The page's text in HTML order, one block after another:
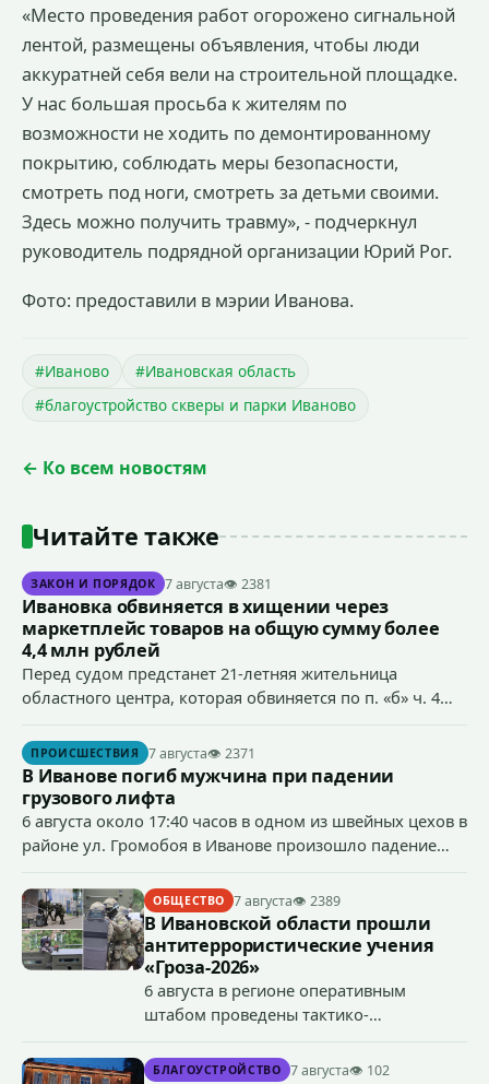
«Место проведения работ огорожено сигнальной
лентой, размещены объявления, чтобы люди
аккуратней себя вели на строительной площадке.
У нас большая просьба к жителям по
возможности не ходить по демонтированному
покрытию, соблюдать меры безопасности,
смотреть под ноги, смотреть за детьми своими.
Здесь можно получить травму», - подчеркнул
руководитель подрядной организации Юрий Рог.
Фото: предоставили в мэрии Иванова.
#Иваново
#Ивановская область
#благоустройство скверы и парки Иваново
← Ко всем новостям
Читайте также
ЗАКОН И ПОРЯДОК 7 августа👁 2381
Ивановка обвиняется в хищении через
маркетплейс товаров на общую сумму более
4,4 млн рублей
Перед судом предстанет 21-летняя жительница
областного центра, которая обвиняется по п. «б» ч. 4
сумму более 4,4 млн рублей через маркетплейс.
ПРОИСШЕСТВИЯ 7 августа👁 2371
В Иванове погиб мужчина при падении
грузового лифта
6 августа около 17:40 часов в одном из швейных цехов в
районе ул. Громобоя в Иванове произошло падение
ОБЩЕСТВО 7 августа👁 2389
В Ивановской области прошли
антитеррористические учения
«Гроза-2026»
6 августа в регионе оперативным
штабом проведены тактико-
террористического акта на объекте
БЛАГОУСТРОЙСТВО 7 августа👁 102